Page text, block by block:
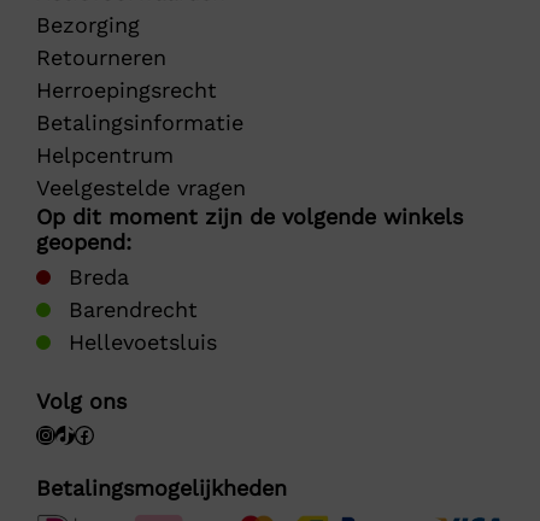
Bezorging
Retourneren
Herroepingsrecht
Betalingsinformatie
Helpcentrum
Veelgestelde vragen
Op dit moment zijn de volgende winkels
geopend:
Breda
Barendrecht
Hellevoetsluis
Volg ons
Betalingsmogelijkheden